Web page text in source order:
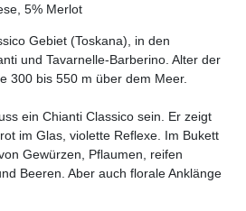
5% Merlot
Gebiet (Toskana), in den
und Tavarnelle-Barberino. Alter der
300 bis 550 m über dem Meer.
ein Chianti Classico sein. Er zeigt
im Glas, violette Reflexe. Im Bukett
Gewürzen, Pflaumen, reifen
Beeren. Aber auch florale Anklänge